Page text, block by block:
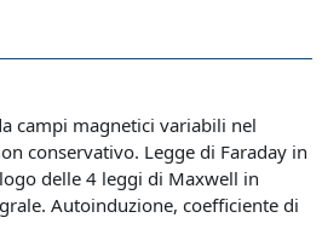
campi magnetici variabili nel
conservativo. Legge di Faraday in
delle 4 leggi di Maxwell in
Autoinduzione, coefficiente di